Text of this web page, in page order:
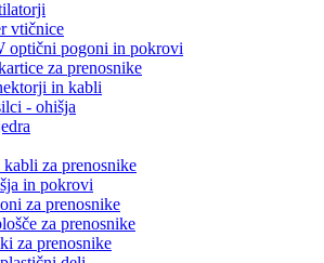
vtičnice
optični pogoni in pokrovi
za prenosnike
in kabli
- ohišja
za prenosnike
in pokrovi
za prenosnike
za prenosnike
za prenosnike